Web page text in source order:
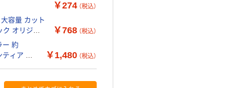
￥274 （税込）
容量 カット
オリジナ
￥768 （税込）
ー 約
ィア オ
￥1,480 （税込）